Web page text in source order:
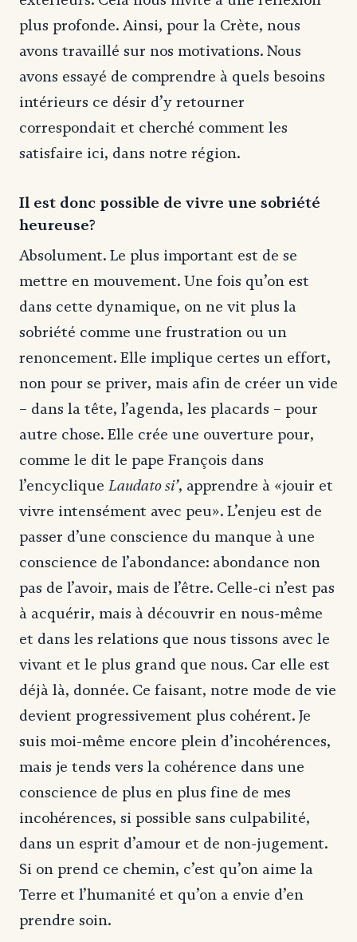
plus profonde. Ainsi, pour la Crète, nous
avons travaillé sur nos motivations. Nous
avons essayé de comprendre à quels besoins
intérieurs ce désir d’y retourner
correspondait et cherché comment les
satisfaire ici, dans notre région.
Il est donc possible de vivre une sobriété
heureuse?
Absolument. Le plus important est de se
mettre en mouvement. Une fois qu’on est
dans cette dynamique, on ne vit plus la
sobriété comme une frustration ou un
renoncement. Elle implique certes un effort,
non pour se priver, mais afin de créer un vide
– dans la tête, l’agenda, les placards – pour
autre chose. Elle crée une ouverture pour,
comme le dit le pape François dans
l’encyclique Laudato si’, apprendre à «jouir et
vivre intensément avec peu». L’enjeu est de
passer d’une conscience du manque à une
conscience de l’abondance: abondance non
pas de l’avoir, mais de l’être. Celle-ci n’est pas
à acquérir, mais à découvrir en nous-même
et dans les relations que nous tissons avec le
vivant et le plus grand que nous. Car elle est
déjà là, donnée. Ce faisant, notre mode de vie
devient progressivement plus cohérent. Je
suis moi-même encore plein d’incohérences,
mais je tends vers la cohérence dans une
conscience de plus en plus fine de mes
incohérences, si possible sans culpabilité,
dans un esprit d’amour et de non-jugement.
Si on prend ce chemin, c’est qu’on aime la
Terre et l’humanité et qu’on a envie d’en
prendre soin.